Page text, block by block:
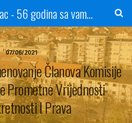
Radio Gradačac - 56 godina sa vama...
07/06/2021
Članova Komisije
Prometne Vrijednosti
I Prava